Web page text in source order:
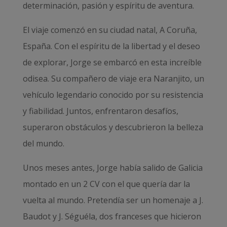
determinación, pasión y espíritu de aventura.
El viaje comenzó en su ciudad natal, A Coruña,
España. Con el espíritu de la libertad y el deseo
de explorar, Jorge se embarcó en esta increíble
odisea. Su compañero de viaje era Naranjito, un
vehículo legendario conocido por su resistencia
y fiabilidad. Juntos, enfrentaron desafíos,
superaron obstáculos y descubrieron la belleza
del mundo.
Unos meses antes, Jorge había salido de Galicia
montado en un 2 CV con el que quería dar la
vuelta al mundo. Pretendía ser un homenaje a J.
Baudot y J. Séguéla, dos franceses que hicieron